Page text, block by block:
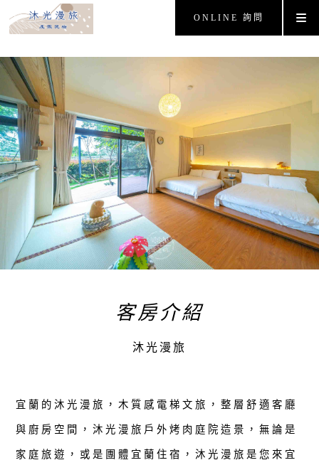
ONLINE 詢問
客房介紹
沐光漫旅
宜蘭的沐光漫旅，木質感電梯文旅，整層舒適客廳
與廚房空間，沐光漫旅戶外烤肉庭院造景，無論是
家庭旅遊，或是團體宜蘭住宿，沐光漫旅是您來宜